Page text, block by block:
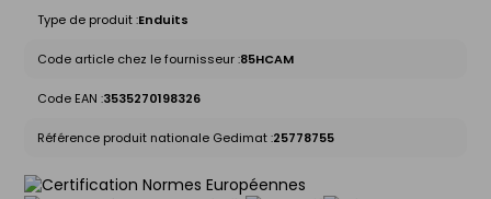
Type de produit :Enduits
Code article chez le fournisseur :85HCAM
Code EAN :3535270198326
Référence produit nationale Gedimat :25778755